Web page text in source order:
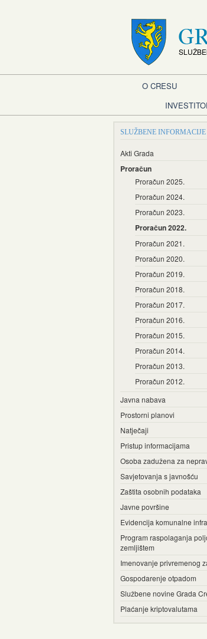
O CRESU
SLUŽBENE INFORMACIJE
Akti Grada
Proračun
Proračun 2025.
Proračun 2024.
Proračun 2023.
Proračun 2022.
Proračun 2021.
Proračun 2020.
Proračun 2019.
Proračun 2018.
Proračun 2017.
Proračun 2016.
Proračun 2015.
Proračun 2014.
Proračun 2013.
Proračun 2012.
Javna nabava
Prostorni planovi
Natječaji
Pristup informacijama
Osoba zadužena za
Savjetovanja s javnošću
Zaštita osobnih podataka
Javne površine
Evidencija komunalne
Program raspolaganja
zemljištem
Imenovanje privremenog
Gospodarenje otpadom
Službene novine Grada
Plaćanje kriptovalutama